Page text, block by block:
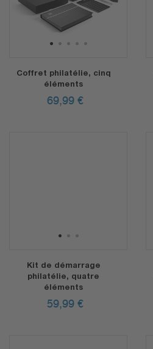
1 2 3 4 5
Coffret philatélie, cinq
éléments
69,99 €
1 2 3
Kit de démarrage
philatélie, quatre
éléments
59,99 €